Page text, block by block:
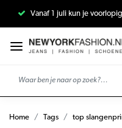
Vanaf 1 juli kun je
Home Tags top